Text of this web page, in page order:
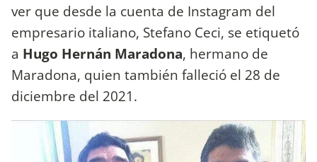
ver que desde la cuenta de Instagram del
empresario italiano, Stefano Ceci, se etiquetó
a Hugo Hernán Maradona, hermano de
Maradona, quien también falleció el 28 de
diciembre del 2021.